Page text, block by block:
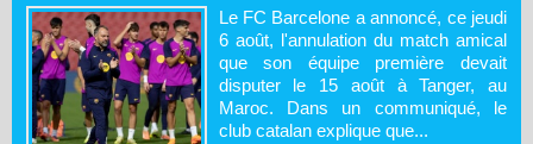
Le FC Barcelone a annoncé, ce jeudi
6 août, l'annulation du match amical
que son équipe première devait
disputer le 15 août à Tanger, au
Maroc. Dans un communiqué, le
club catalan explique que...